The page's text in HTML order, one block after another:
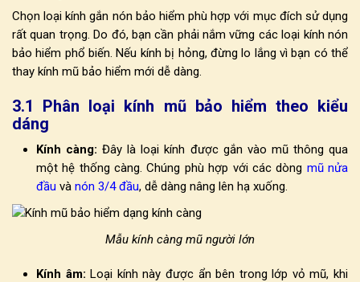
Chọn loạikính gắn nón bảo hiểm phù hợp với mục đích sử dụng
rất quan trọng. Do đó, bạn cần phải nắm vững các loại kính nón
bảo hiểm phổ biến. Nếu kính bị hỏng, đừng lo lắng vì bạn có thể
thay kính mũ bảo hiểm mới dễ dàng.
3.1 Phân loại kính mũ bảo hiểm theo kiểu
dáng
Kính càng: Đây là loại kính được gắn vào mũ thông qua
một hệ thống càng. Chúng phù hợp với các dòng mũ nửa
đầu và nón 3/4 đầu, dễ dàng nâng lên hạ xuống.
Mẫu kính càng mũ người lớn
Kính âm: Loại kính này được ẩn bên trong lớp vỏ mũ, khi